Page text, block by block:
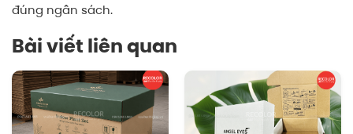
đúng ngân sách.
Bài viết liên quan